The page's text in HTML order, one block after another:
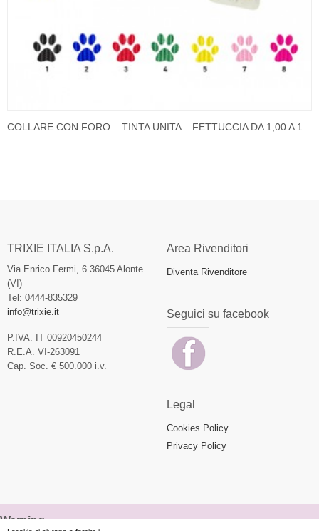
COLLARE CON FORO – TINTA UNITA – FETTUCCIA DA 1,00 A 1,50 CM
TRIXIE ITALIA S.p.A.
Via Enrico Fermi, 6 36045 Alonte
(VI)
Tel: 0444-835329
info@trixie.it
P.IVA: IT 00920450244
R.E.A. VI-263091
Cap. Soc. € 500.000 i.v.
Area Rivenditori
Diventa Rivenditore
Seguici su facebook
Legal
Cookies Policy
Privacy Policy
Warning